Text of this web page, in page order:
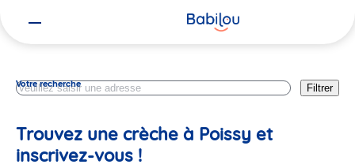
Votre recherche Filtrer
Trouvez une crèche à Poissy et
inscrivez-vous !